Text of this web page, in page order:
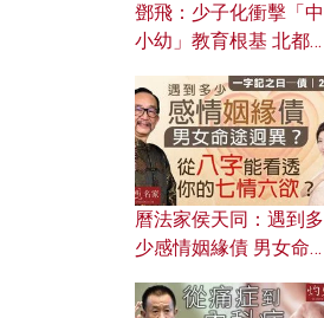
鄧飛：少子化衝擊「中
小幼」教育根基 北都如
曆法家侯天同：遇到多
少感情姻緣債 男女命途
的七情六欲？